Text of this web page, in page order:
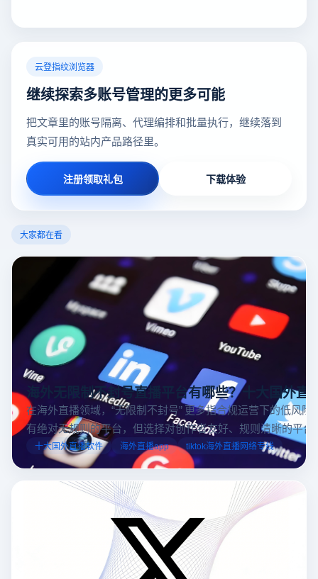
云登指纹浏览器
继续探索多账号管理的更多可能
把文章里的账号隔离、代理编排和批量执行，继续落到
真实可用的站内产品路径里。
注册领取礼包 下载体验
大家都在看
海外无限制不封号直播平台有哪些？十大国外直
在海外直播领域，“无限制不封号” 更多指合规运营下的低风
有绝对无规则的平台，但选择对创作者友好、规则清晰的平台
业工具规避风险，能显著降低封号概率。以下推荐十大国外
台，并结合云登多开浏览器的功能，详解如何安全高效运营。
十大国外直播软件 海外直播app tiktok海外直播网络专线